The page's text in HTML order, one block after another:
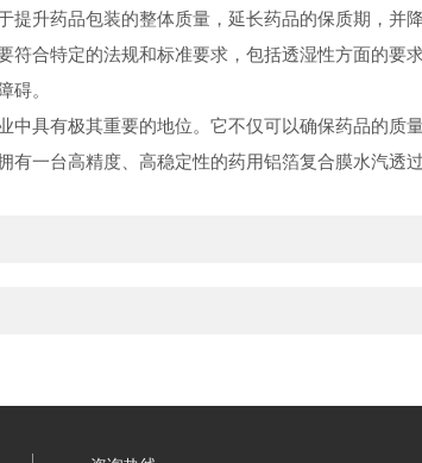
升药品包装的整体质量，延长药品的保质期，并
合特定的法规和标准要求，包括透湿性方面的要
碍。
具有极其重要的地位。它不仅可以确保药品的质
一台高精度、高稳定性的药用铝箔复合膜水汽透